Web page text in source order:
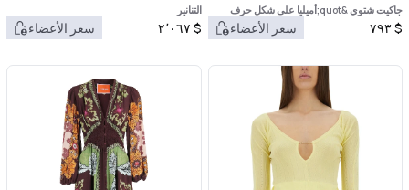
جاكيت شتوي &quot;أميليا على شكل حرف
A&quot;
$٧٩٣ سعر الأعضاء
التنانير
$ ٢٬٠٦٧ سعر الأعضاء